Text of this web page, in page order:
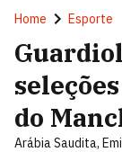
Home Esporte
do
Arábia Saudita,